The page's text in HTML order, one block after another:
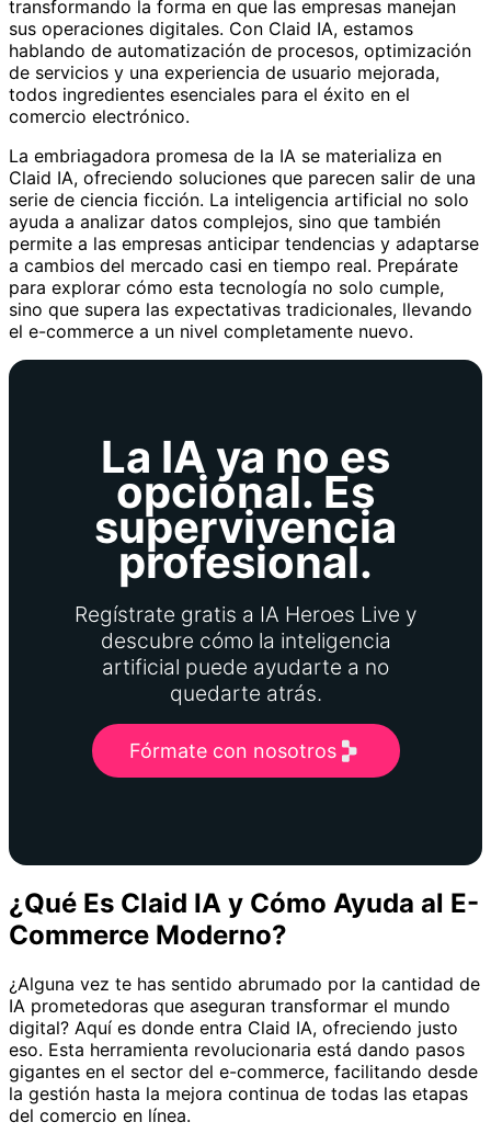
transformando la forma en que las empresas manejan
sus operaciones digitales. Con Claid IA, estamos
hablando de automatización de procesos, optimización
de servicios y una experiencia de usuario mejorada,
todos ingredientes esenciales para el éxito en el
comercio electrónico.
La embriagadora promesa de la IA se materializa en
Claid IA, ofreciendo soluciones que parecen salir de una
serie de ciencia ficción. La inteligencia artificial no solo
ayuda a analizar datos complejos, sino que también
permite a las empresas anticipar tendencias y adaptarse
a cambios del mercado casi en tiempo real. Prepárate
para explorar cómo esta tecnología no solo cumple,
sino que supera las expectativas tradicionales, llevando
el e-commerce a un nivel completamente nuevo.
La IA ya no es
opcional. Es
supervivencia
profesional.
Regístrate gratis a IA Heroes Live y
descubre cómo la inteligencia
artificial puede ayudarte a no
quedarte atrás.
Fórmate con nosotros
¿Qué Es Claid IA y Cómo Ayuda al E-
Commerce Moderno?
¿Alguna vez te has sentido abrumado por la cantidad de
IA prometedoras que aseguran transformar el mundo
digital? Aquí es donde entra Claid IA, ofreciendo justo
eso. Esta herramienta revolucionaria está dando pasos
gigantes en el sector del e-commerce, facilitando desde
la gestión hasta la mejora continua de todas las etapas
del comercio en línea.